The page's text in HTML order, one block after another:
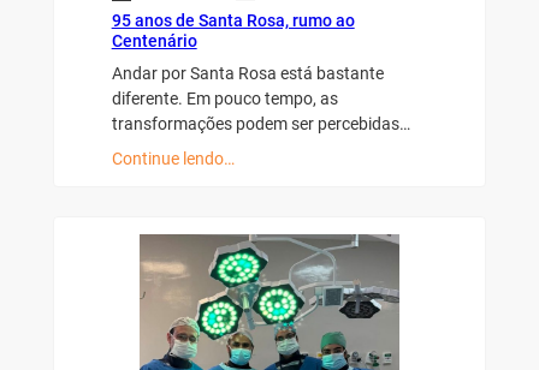
95 anos de Santa Rosa, rumo ao
Centenário
Andar por Santa Rosa está bastante
diferente. Em pouco tempo, as
transformações podem ser percebidas…
Continue lendo…